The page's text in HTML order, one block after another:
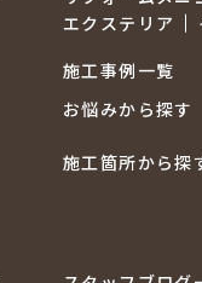
エクステリア
施工事例一覧
お悩みから探す
施工箇所から探